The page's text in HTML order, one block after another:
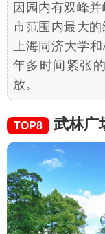
因园内有双峰
市范围内最大
上海同济大学
年多时间紧张
放。
TOP8 武林广